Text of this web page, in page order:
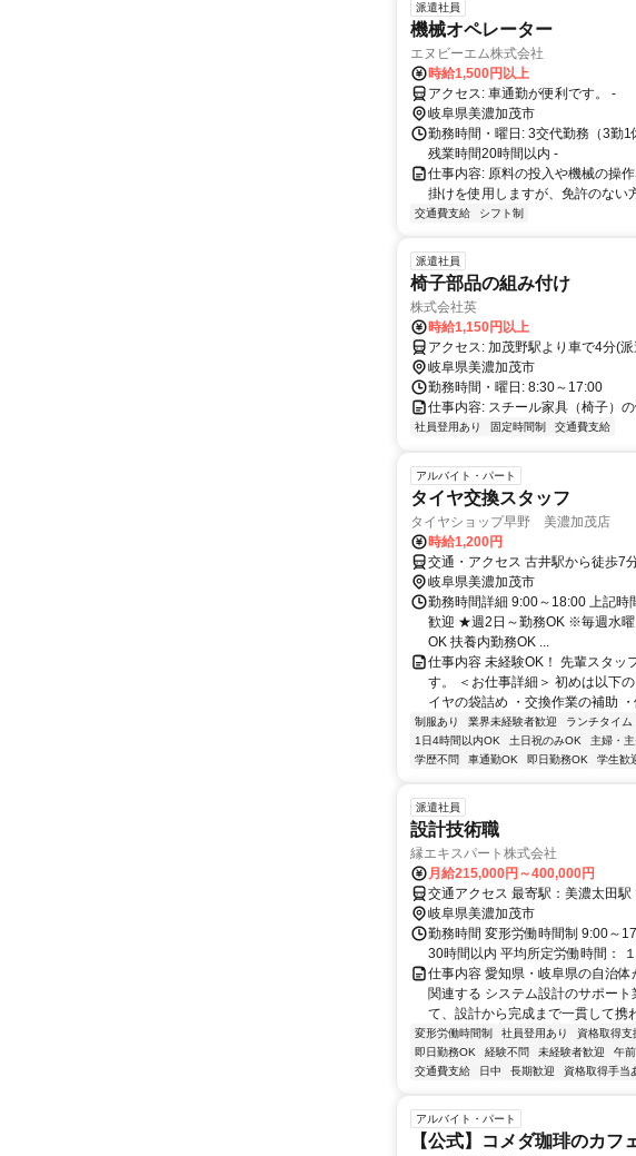
派遣社員
機械オペレーター
エヌビーエム株式会社
時給1,500円以上
アクセス: 車通勤が便利です。 -
岐阜県美濃加茂市
勤務時間・曜日: 3交代勤務（3
残業時間20時間以内 -
仕事内容: 原料の投入や機械の操
掛けを使用しますが、免許のない
交通費支給 シフト制
派遣社員
椅子部品の組み付け
株式会社英
時給1,150円以上
アクセス: 加茂野駅より車で
岐阜県美濃加茂市
勤務時間・曜日: 8:30～17:00
仕事内容: スチール家具（椅子）
社員登用あり 固定時間制 交通費支給
アルバイト・パート
タイヤ交換スタッフ
タイヤショップ早野 美濃加茂店
時給1,200円
交通・アクセス 古井駅から徒歩7
岐阜県美濃加茂市
勤務時間詳細 9:00～18:00 上記
歓迎 ★週2日～勤務OK ※毎週水
OK 扶養内勤務OK ...
仕事内容 未経験OK！ 先輩スタッ
す。 ＜お仕事詳細＞ 初めは以下
イヤの袋詰め ・交換作業の補助
制服あり 業界未経験者歓迎 ランチタイム
1日4時間以内OK
土日祝のみOK 主婦・
学歴不問
車通勤OK 即日勤務OK 学生歓
派遣社員
設計技術職
縁エキスパート株式会社
月給215,000円～400,000円
岐阜県美濃加茂市
勤務時間 変形労働時間制 9:00～
30時間以内 平均所定労働時間：
仕事内容 愛知県・岐阜県の自治
関連する システム設計のサポー
て、設計から完成まで一貫して携
変形労働時間制 社員登用あり 資格取得支
即日勤務OK
経験不問 未経験者歓迎 午前
交通費支給
日中 長期歓迎 資格取得手当
アルバイト・パート
【公式】コメダ珈琲のカ